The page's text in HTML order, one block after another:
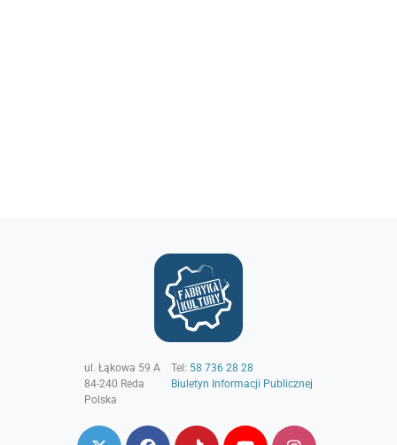
ul. Łąkowa 59 A
84-240 Reda
Polska
Tel: 58 736 28 28
Biuletyn Informacji Publicznej